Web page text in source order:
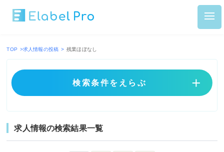
TOP >求人情報の投稿 > 残業ほぼなし
求人情報の検索結果一覧
検索条件をえらぶ